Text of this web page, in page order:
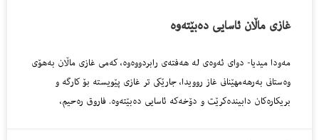
غازى ماڵان ئاسایی ده‌بێته‌وه‌
مه‌ودا میدیا- دواى ئه‌وه‌ى له‌ هه‌فته‌ى رابردووه‌وه‌، كه‌مى غازى ماڵان به‌هۆى
وه‌ستانى به‌رهه‌مهێنانى غاز روویدا، جارێكى تر غازى پێویسته‌ بۆ كارگه‌ و
بریكاره‌كان دابینده‌كرێت و دۆخه‌كه‌ ئاسایی ده‌بێته‌وه‌. فاروق ره‌حیم،